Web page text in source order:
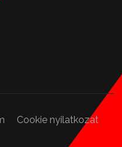
Cookie nyilatkozat